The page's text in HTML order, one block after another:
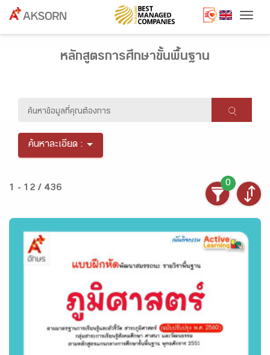
หลักสูตรการศึกษาขั้นพื้นฐาน
ค้นหาละเอียด :
1 - 12 / 436
0